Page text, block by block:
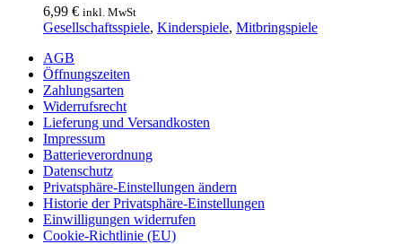
6,99 € inkl. MwSt
Gesellschaftsspiele, Kinderspiele, Mitbringspiele
AGB
Öffnungszeiten
Zahlungsarten
Widerrufsrecht
Lieferung und Versandkosten
Impressum
Batterieverordnung
Datenschutz
Privatsphäre-Einstellungen ändern
Historie der Privatsphäre-Einstellungen
Einwilligungen widerrufen
Cookie-Richtlinie (EU)